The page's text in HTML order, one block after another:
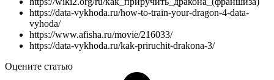
https://data-vykhoda.ru/how-to-train-your-dragon-4-data-
vyhoda/
https://www.afisha.ru/movie/216033/
https://data-vykhoda.ru/kak-priruchit-drakona-3/
Оцените статью